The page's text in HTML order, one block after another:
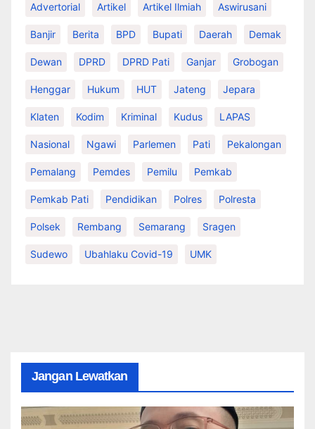
Advertorial Artikel Artikel Ilmiah Aswirusani
Banjir Berita BPD Bupati Daerah Demak
Dewan DPRD DPRD Pati Ganjar Grobogan
Henggar Hukum HUT Jateng Jepara
Klaten Kodim Kriminal Kudus LAPAS
Nasional Ngawi Parlemen Pati Pekalongan
Pemalang Pemdes Pemilu Pemkab
Pemkab Pati Pendidikan Polres Polresta
Polsek Rembang Semarang Sragen
Sudewo Ubahlaku Covid-19 UMK
Jangan Lewatkan